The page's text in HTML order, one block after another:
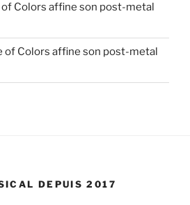
Colors affine son post-metal
of Colors affine son post-metal
DEPUIS 2017